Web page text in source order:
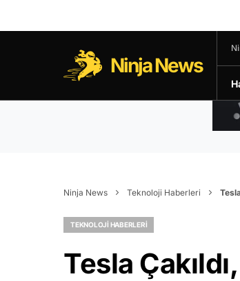
Ninja News
Ninja News Teknoloji Haberleri
TEKNOLOJI HABERLERI
Tesla